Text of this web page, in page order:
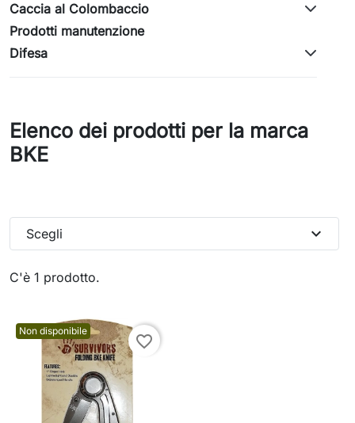
Caccia al Colombaccio
Prodotti manutenzione
Difesa
Elenco dei prodotti per la marca
BKE
C'è 1 prodotto.
Scegli expand_more
Non disponibile
favorite_border